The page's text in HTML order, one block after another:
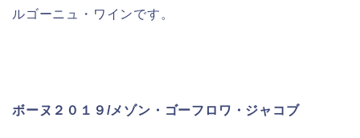
ルゴーニュ・ワインです。
ボーヌ２０１９/メゾン・ゴーフロワ・ジャコブ